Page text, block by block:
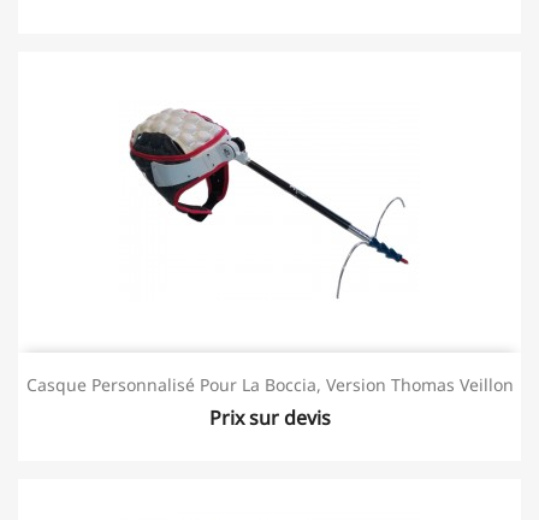
Casque Personnalisé Pour La Boccia, Version Thomas Veillon
Prix sur devis